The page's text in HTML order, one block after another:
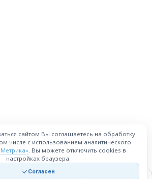
сайтом Вы соглашаетесь на обработку
числе с использованием аналитического
. Вы можете отключить cookies в
настройках браузера.
Согласен